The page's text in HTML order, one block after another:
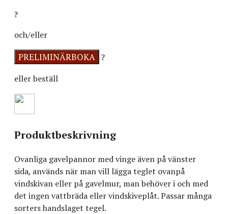
?
och/eller
?
eller beställ
Produktbeskrivning
Ovanliga gavelpannor med vinge även på vänster
sida, används när man vill lägga teglet ovanpå
vindskivan eller på gavelmur, man behöver i och med
det ingen vattbräda eller vindskiveplåt. Passar många
sorters handslaget tegel.